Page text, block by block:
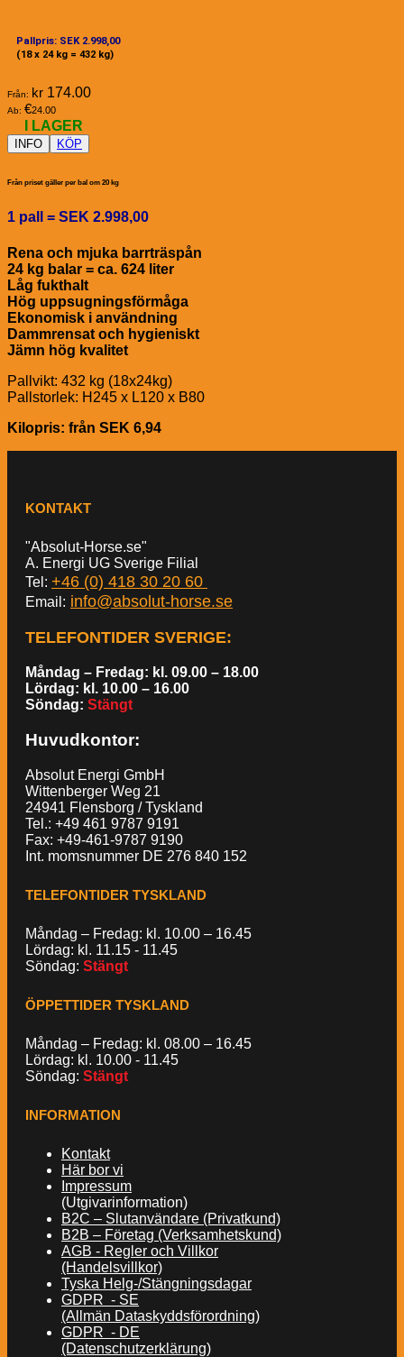
Pallpris: SEK 2.998,00
(18 x 24 kg = 432 kg)
Från: kr 174.00
Ab: €24.00
I LAGER
INFO KÖP
Från priset gäller per bal om 20 kg
1 pall = SEK 2.998,00
Rena och mjuka barrträspån
24 kg balar = ca. 624 liter
Låg fukthalt
Hög uppsugningsförmåga
Ekonomisk i användning
Dammrensat och hygieniskt
Jämn hög kvalitet
Pallvikt: 432 kg (18x24kg)
Pallstorlek: H245 x L120 x B80
Kilopris: från SEK 6,94
KONTAKT
"Absolut-Horse.se"
A. Energi UG Sverige Filial
Tel: +46 (0) 418 30 20 60
Email: info@absolut-horse.se
TELEFONTIDER SVERIGE:
Måndag – Fredag: kl. 09.00 – 18.00
Lördag: kl. 10.00 – 16.00
Söndag: Stängt
Huvudkontor:
Absolut Energi GmbH
Wittenberger Weg 21
24941 Flensborg / Tyskland
Tel.: +49 461 9787 9191
Fax: +49-461-9787 9190
Int. momsnummer DE 276 840 152
TELEFONTIDER TYSKLAND
Måndag – Fredag: kl. 10.00 – 16.45
Lördag: kl. 11.15 - 11.45
Söndag: Stängt
ÖPPETTIDER TYSKLAND
Måndag – Fredag: kl. 08.00 – 16.45
Lördag: kl. 10.00 - 11.45
Söndag: Stängt
INFORMATION
Kontakt
Här bor vi
Impressum
(Utgivarinformation)
B2C – Slutanvändare (Privatkund)
B2B – Företag (Verksamhetskund)
AGB - Regler och Villkor
(Handelsvillkor)
Tyska Helg-/Stängningsdagar
GDPR - SE
(Allmän Dataskyddsförordning)
GDPR - DE
(Datenschutzerklärung)